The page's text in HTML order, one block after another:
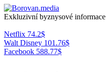
Exkluzivní byznysové informace
Netflix 74.2$
Walt Disney 101.76$
Facebook 588.77$